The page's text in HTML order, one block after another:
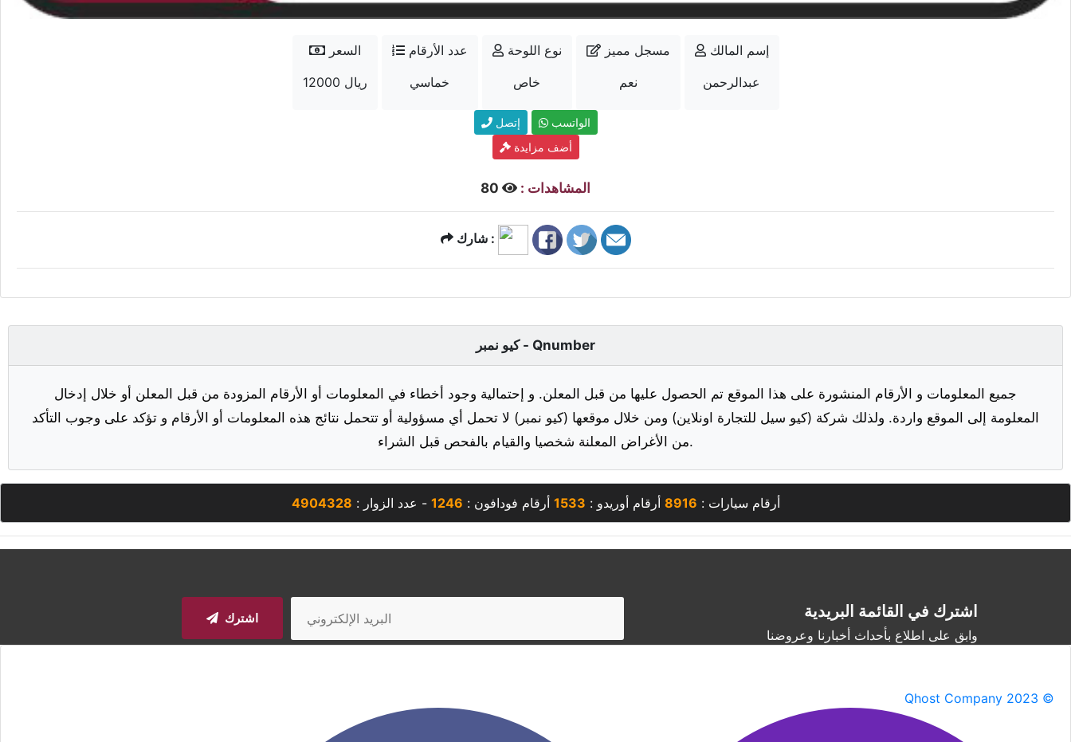
السعر
12000 ريال
عدد الأرقام
خماسي
نوع اللوحة
خاص
مسجل مميز
نعم
إسم المالك
عبدالرحمن
إتصل
الواتسب
أضف مزايدة
المشاهدات :
شارك :
كيو نمبر - Qnumber
جميع المعلومات و الأرقام المنشورة على هذا الموقع تم الحصول عليها من قبل المعلن. و إحتمالية وجود أخطاء في المعلومات أو الأرقام المزودة من قبل المعلن أو خلال إدخال
المعلومة إلى الموقع واردة. ولذلك شركة (كيو سيل للتجارة اونلاين) ومن خلال موقعها (كيو نمبر) لا تحمل أي مسؤولية أو تتحمل نتائج هذه المعلومات أو الأرقام و تؤكد على وجوب التأكد
من الأغراض المعلنة شخصيا والقيام بالفحص قبل الشراء.
أرقام سيارات : 8916 أرقام أوريدو : 1533 أرقام فودافون : 1246 - عدد الزوار : 4904328
اشترك في القائمة البريدية
وابق على اطلاع بأحداث أخبارنا وعروضنا
اشترك
Qhost Company 2023 ©